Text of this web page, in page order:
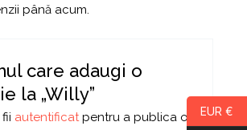
până acum.
care adaugi o
la „Willy”
autentificatpentru a publica o
EUR €